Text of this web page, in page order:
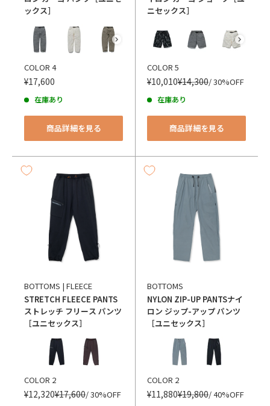
ックス］
カラー
COLOR 4
¥17,600
在庫あり
商品詳細を見る
ニセックス］
カラー
COLOR 5
¥10,010¥14,300/ 30%OFF
在庫あり
商品詳細を見る
BOTTOMS | FLEECE
STRETCH FLEECE PANTS
ストレッチ フリース パンツ
［ユニセックス］
COLOR 2
¥12,320¥17,600/ 30%OFF
BOTTOMS
NYLON ZIP-UP PANTSナイ
ロン ジップ-アップ パンツ
［ユニセックス］
COLOR 2
¥11,880¥19,800/ 40%OFF